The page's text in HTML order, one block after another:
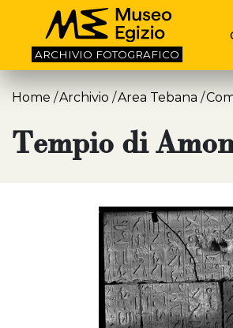
ARCHIVIO FOTOGRAFICO
Home Archivio Area Tebana
Tempio di